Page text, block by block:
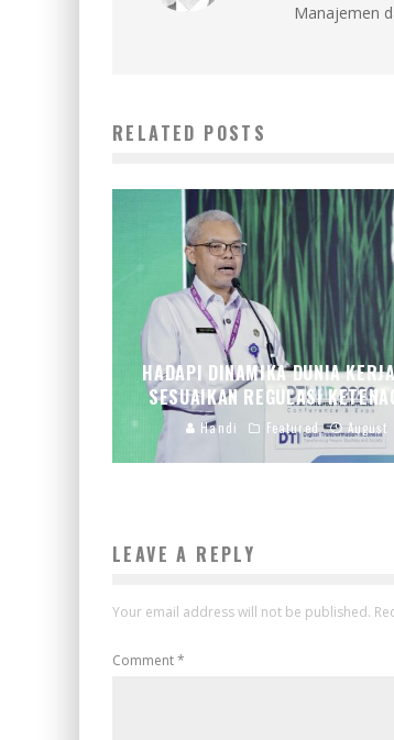
Manajemen
RELATED POSTS
HADAPI DINAMIKA DUNIA
SESUAIKAN REGULASI
Handi Featured August
LEAVE A REPLY
Your email address will not be published.
Comment*